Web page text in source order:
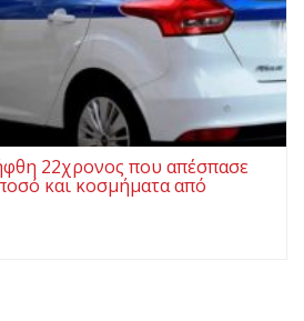
22χρονος που απέσπασε
και κοσμήματα από